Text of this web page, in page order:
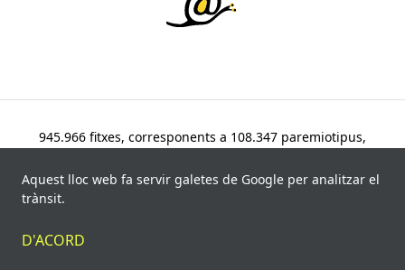
945.966 fitxes, corresponents a 108.347 paremiotipus,
actualització: 11 de juliol de 2026
Aquest lloc web fa servir galetes de Google per analitzar el
trànsit.
D'ACORD